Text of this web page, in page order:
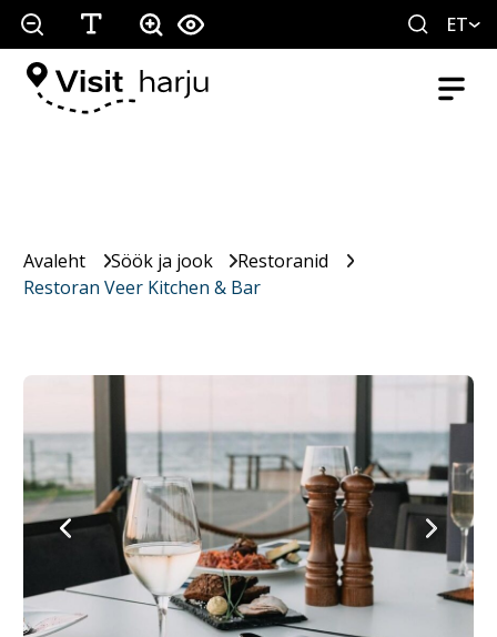
ET
Avaleht Söök ja jook
Restoranid
Restoran Veer Kitchen & Bar